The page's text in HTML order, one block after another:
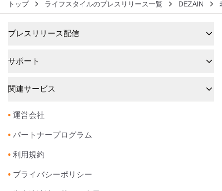
トップ ライフスタイルのプレスリリース一覧 DEZAIN
プレスリリース配信
サポート
関連サービス
• 運営会社
• パートナープログラム
• 利用規約
• プライバシーポリシー